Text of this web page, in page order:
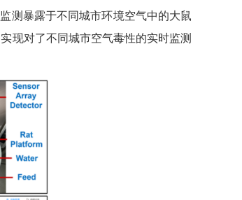
监测暴露于不同城市环境空气中的大鼠
实现对了不同城市空气毒性的实时监测